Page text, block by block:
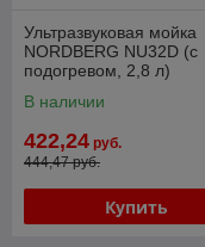
Ультразвуковая мойка
NORDBERG NU32D (с
подогревом, 2,8 л)
В наличии
422,24 руб.
444,47 руб.
Купить